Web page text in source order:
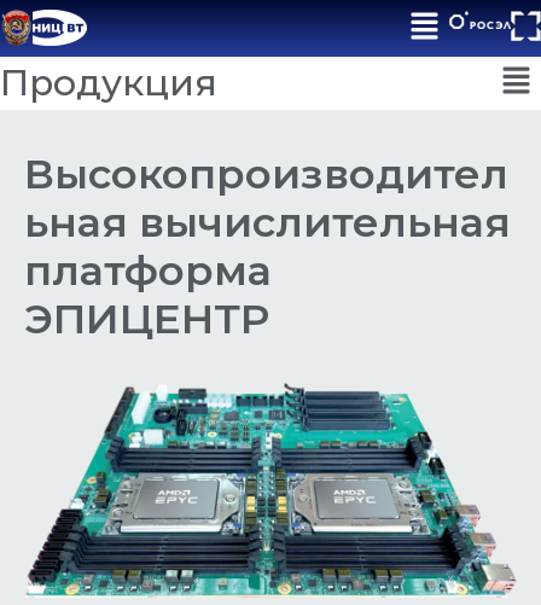
Продукция
Высокопроизводител
ьная вычислительная
платформа
ЭПИЦЕНТР